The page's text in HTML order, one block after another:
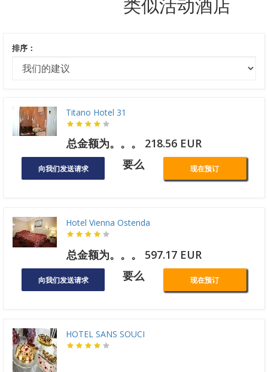
类似活动酒店
排序：
Titano Hotel 31
总金额为。。。 218.56 EUR
向我们发送请求 要么 现在预订
Hotel Vienna Ostenda
总金额为。。。 597.17 EUR
向我们发送请求 要么 现在预订
HOTEL SANS SOUCI